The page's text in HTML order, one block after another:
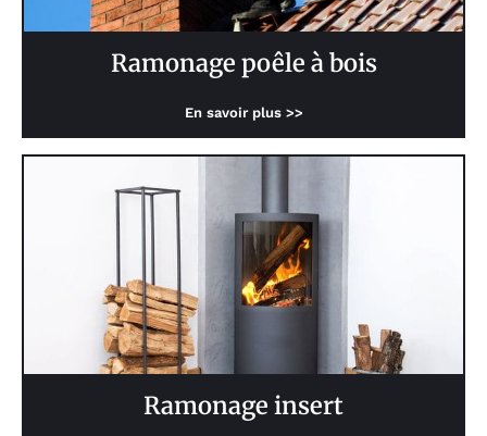
Ramonage poêle à bois
En savoir plus >>
Ramonage insert